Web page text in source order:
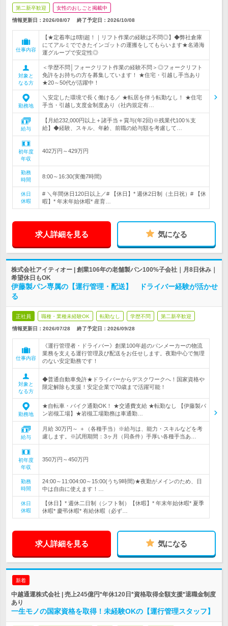
第二新卒歓迎 女性のおしごと掲載中
情報更新日：2026/08/07 終了予定日： 2026/10/08
仕事内容
【★定着率は8割超！｜リフト作業の経験は不問◎】◆弊社倉庫
にてアルミでできたインゴットの運搬をしてもらいます★名港海
運グループで安定性◎
対象と
なる方
＜学歴不問│フォークリフト作業の経験不問＞◎フォークリフト
免許をお持ちの方を募集しています！ ★住宅・引越し手当あり
★20～50代が活躍中！
勤務地
＼安定した環境で長く働ける／ ★転居を伴う転勤なし！ ★住宅
手当・引越し支度金制度あり（社内規定有…
給与
【月給232,000円以上＋諸手当＋賞与(年2回)※残業代100％支
給】◆経験、スキル、年齢、前職の給与額を考慮して…
初年度
年収
402万円～429万円
勤務
時間
8:00～16:30(実働7時間)
休日
休暇
# ＼年間休日120日以上／# 【休日】* 週休2日制（土日祝）# 【休
暇】* 年末年始休暇* 産育…
求人詳細を見る 気になる
株式会社アイティオー | 創業106年の老舗製パン100%子会社｜月8日休み｜
希望休日もOK
伊藤製パン専属の【運行管理・配送】 ドライバー経験が活かせ
る
正社員 職種・業種未経験OK 転勤なし 学歴不問 第二新卒歓迎
情報更新日：2026/07/28 終了予定日： 2026/09/28
仕事内容
《運行管理者・ドライバー》創業100年超のパンメーカーの物流
業務を支える運行管理及び配送をお任せします。夜勤中心で無理
のない安定勤務です！
対象と
なる方
◆普通自動車免許★ドライバーからデスクワークへ！国家資格や
限定解除も支援！安定企業で70歳まで活躍可能！
勤務地
★自転車・バイク通勤OK！ ★交通費支給 ★転勤なし 【伊藤製パ
ン岩槻工場】★岩槻工場勤務は車通勤…
給与
月給 30万円～ ＋（各種手当）※給与は、能力・スキルなどを考
慮します。※試用期間：3ヶ月（同条件）手厚い各種手当あ…
初年度
年収
350万円～450万円
勤務
時間
24:00～11:004:00～15:00(うち9時間)★夜勤がメインのため、日
中は自由に使えます！…
休日
休暇
【休日】* 週休二日制（シフト制）【休暇】* 年末年始休暇* 夏季
休暇* 慶弔休暇* 有給休暇（必ず…
求人詳細を見る 気になる
新着
中越通運株式会社 | 売上245億円*年休120日*資格取得全額支援*退職金制度
あり
一生モノの国家資格を取得！未経験OKの【運行管理スタッフ】